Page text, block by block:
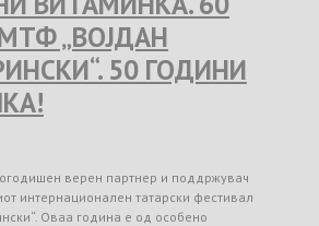
„ВОЈДАН
50 ГОДИНИ
верен партнер и поддржувач
интернационален татарски фестивал
Оваа година е од особено